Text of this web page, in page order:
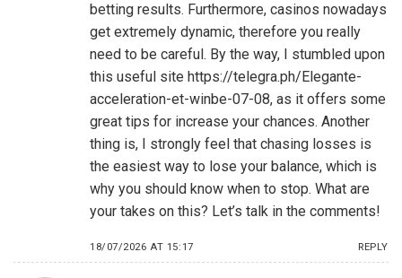
betting results. Furthermore, casinos nowadays
get extremely dynamic, therefore you really
need to be careful. By the way, I stumbled upon
this useful site https://telegra.ph/Elegante-
acceleration-et-winbe-07-08, as it offers some
great tips for increase your chances. Another
thing is, I strongly feel that chasing losses is
the easiest way to lose your balance, which is
why you should know when to stop. What are
your takes on this? Let’s talk in the comments!
18/07/2026 AT 15:17 REPLY